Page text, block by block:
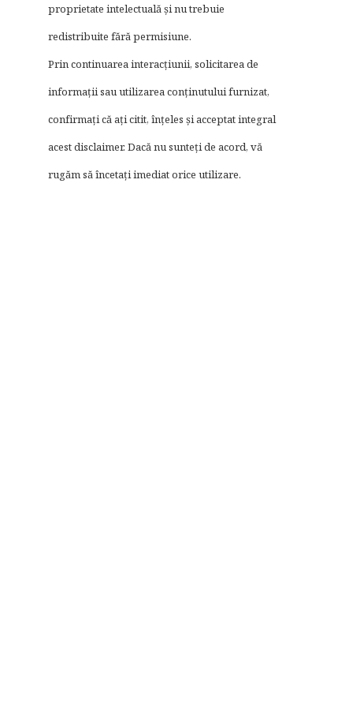
proprietate intelectuală și nu trebuie
redistribuite fără permisiune.
Prin continuarea interacțiunii, solicitarea de
informații sau utilizarea conținutului furnizat,
confirmați că ați citit, înțeles și acceptat integral
acest disclaimer. Dacă nu sunteți de acord, vă
rugăm să încetați imediat orice utilizare.